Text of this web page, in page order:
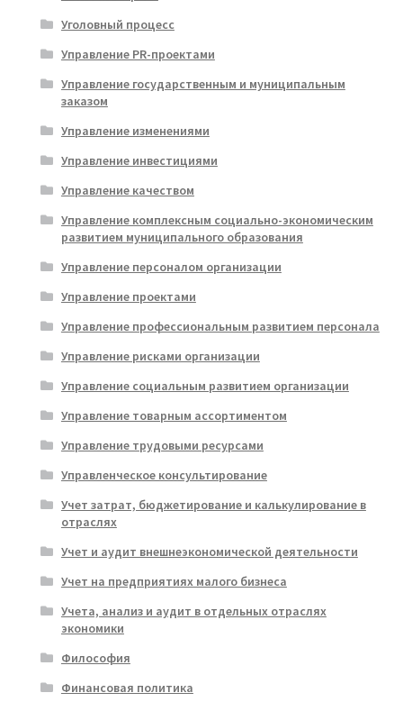
Уголовный процесс
Управление PR-проектами
Управление государственным и муниципальным
заказом
Управление изменениями
Управление инвестициями
Управление качеством
Управление комплексным социально-экономическим
развитием муниципального образования
Управление персоналом организации
Управление проектами
Управление профессиональным развитием персонала
Управление рисками организации
Управление социальным развитием организации
Управление товарным ассортиментом
Управление трудовыми ресурсами
Управленческое консультирование
Учет затрат, бюджетирование и калькулирование в
отраслях
Учет и аудит внешнеэкономической деятельности
Учет на предприятиях малого бизнеса
Учета, анализ и аудит в отдельных отраслях
экономики
Философия
Финансовая политика